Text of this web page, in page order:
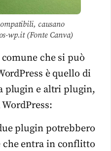
causano
wp.it (Fonte Canva)
che si può
è quello di
plugin e altri plugin,
plugin potrebbero
che entra in conflitto